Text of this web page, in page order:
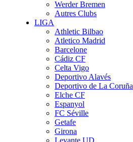
Werder Bremen
Autres Clubs
LIGA
Athletic Bilbao
Atletico Madrid
Barcelone
Cádiz CF
Celta Vigo
Deportivo Alavés
Deportivo de La Coruña
Elche CF
Espanyol
FC Séville
Getafe
Girona
Levante UD